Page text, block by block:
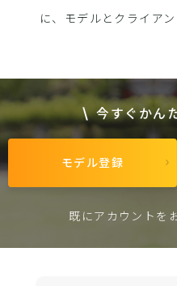
に、モデルとクライア
今すぐかん
モデル登録
既にアカウントを